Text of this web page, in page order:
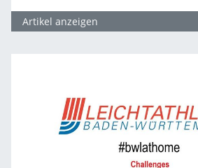
Artikel anzeigen